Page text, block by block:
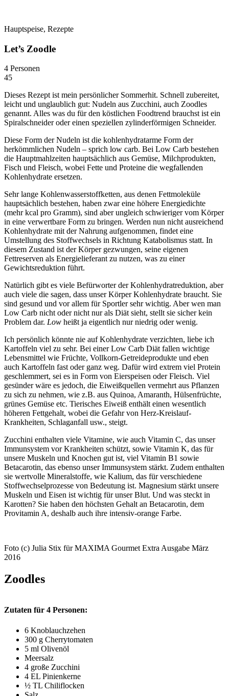
Hauptspeise, Rezepte
Let’s Zoodle
4 Personen
45
Dieses Rezept ist mein persönlicher Sommerhit. Schnell zubereitet,
leicht und unglaublich gut: Nudeln aus Zucchini, auch Zoodles
genannt. Alles was du für den köstlichen Foodtrend brauchst ist ein
Spiralschneider oder einen speziellen zylinderförmigen Schneider.
Diese Form der Nudeln ist die kohlenhydratarme Form der
herkömmlichen Nudeln – sprich low carb. Bei Low Carb bestehen
die Hauptmahlzeiten hauptsächlich aus Gemüse, Milchprodukten,
Fisch und Fleisch, wobei Fette und Proteine die wegfallenden
Kohlenhydrate ersetzen.
Sehr lange Kohlenwasserstoffketten, aus denen Fettmoleküle
hauptsächlich bestehen, haben zwar eine höhere Energiedichte
(mehr kcal pro Gramm), sind aber ungleich schwieriger vom Körper
in eine verwertbare Form zu bringen. Werden nun nicht ausreichend
Kohlenhydrate mit der Nahrung aufgenommen, findet eine
Umstellung des Stoffwechsels in Richtung Katabolismus statt. In
diesem Zustand ist der Körper gezwungen, seine eigenen
Fettreserven als Energielieferant zu nutzen, was zu einer
Gewichtsreduktion führt.
Natürlich gibt es viele Befürworter der Kohlenhydratreduktion, aber
auch viele die sagen, dass unser Körper Kohlenhydrate braucht. Sie
sind gesund und vor allem für Sportler sehr wichtig. Aber wen man
Low Carb nicht oder nicht nur als Diät sieht, stellt sie sicher kein
Problem dar. Low heißt ja eigentlich nur niedrig oder wenig.
Ich persönlich könnte nie auf Kohlenhydrate verzichten, liebe ich
Kartoffeln viel zu sehr. Bei einer Low Carb Diät fallen wichtige
Lebensmittel wie Früchte, Vollkorn-Getreideprodukte und eben
auch Kartoffeln fast oder ganz weg. Dafür wird extrem viel Protein
geschlemmert, sei es in Form von Eierspeisen oder Fleisch. Viel
gesünder wäre es jedoch, die Eiweißquellen vermehrt aus Pflanzen
zu sich zu nehmen, wie z.B. aus Quinoa, Amaranth, Hülsenfrüchte,
grünes Gemüse etc. Tierisches Eiweiß enthält einen wesentlich
höheren Fettgehalt, wobei die Gefahr von Herz-Kreislauf-
Krankheiten, Schlaganfall usw., steigt.
Zucchini enthalten viele Vitamine, wie auch Vitamin C, das unser
Immunsystem vor Krankheiten schützt, sowie Vitamin K, das für
unsere Muskeln und Knochen gut ist, viel Vitamin B1 sowie
Betacarotin, das ebenso unser Immunsystem stärkt. Zudem enthalten
sie wertvolle Mineralstoffe, wie Kalium, das für verschiedene
Stoffwechselprozesse von Bedeutung ist. Magnesium stärkt unsere
Muskeln und Eisen ist wichtig für unser Blut. Und was steckt in
Karotten? Sie haben den höchsten Gehalt an Betacarotin, dem
Provitamin A, deshalb auch ihre intensiv-orange Farbe.
Foto (c) Julia Stix für MAXIMA Gourmet Extra Ausgabe März
2016
Zoodles
Zutaten für 4 Personen:
6 Knoblauchzehen
300 g Cherrytomaten
5 ml Olivenöl
Meersalz
4 große Zucchini
4 EL Pinienkerne
½ TL Chiliflocken